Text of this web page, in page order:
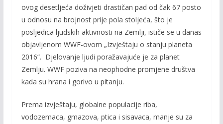
ovog desetljeća doživjeti drastičan pad od čak 67 posto
u odnosu na brojnost prije pola stoljeća, što je
posljedica ljudskih aktivnosti na Zemlji, ističe se u danas
objavljenom WWF-ovom „Izvještaju o stanju planeta
2016“. Djelovanje ljudi poražavajuće je za planet
Zemlju. WWF poziva na neophodne promjene društva
kada su hrana i gorivo u pitanju.
Prema izvještaju, globalne populacije riba,
vodozemaca, gmazova, ptica i sisavaca, manje su za